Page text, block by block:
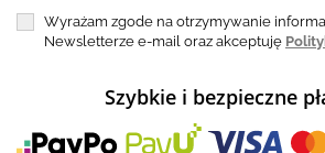
Wyrażam zgode na otrzymywanie
Newsletterze e-mail oraz akceptuję
Szybkie i bezpieczne